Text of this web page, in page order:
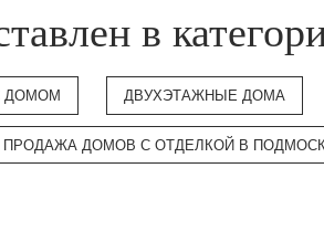
в
ДОМОМ ДВУХЭТАЖНЫЕ ДОМА
ПРОДАЖА ДОМОВ С ОТДЕЛКОЙ В